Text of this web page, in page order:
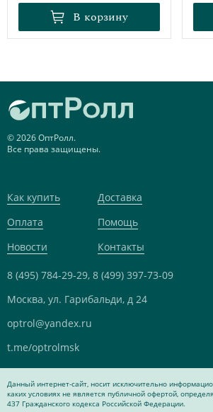
В корзину
В корзину
© 2026 ОптРолл.
Все права защищены.
Как купить
Доставка
Оплата
Помощь
Новости
Контакты
8 (495) 784-29-29, 8 (499) 397-73-09
Москва, ул. Гарибальди, д 24
optrol@yandex.ru
t.me/optrolmsk
Данный интернет-сайт, носит исключительно
каких условиях не является публичной офертой,
437 Гражданского кодекса Российской Федерации.